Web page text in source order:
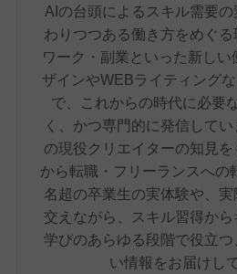
AIの台頭によるスキル需要
わりつつある働き方をめぐ
ワーク・副業といった新し
ザインやWEBライティング
で、これからの時代に必要
く、かつ専門的に発信して
の現役クリエイターの知見
から転職・フリーランスへの
名超の卒業生の実体験や、
交えながら、スキル習得から
学びのあらゆる段階で役立
い情報をお届けし